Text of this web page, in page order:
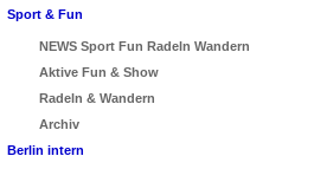
Sport & Fun
NEWS Sport Fun Radeln Wandern
Aktive Fun & Show
Radeln & Wandern
Archiv
Berlin intern